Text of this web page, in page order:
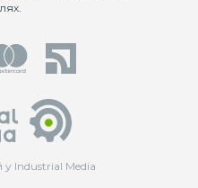
Industrial Media